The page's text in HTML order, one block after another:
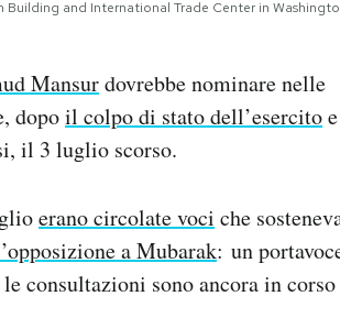
and International Trade Center in
Mansurdovrebbe nominare nelle
dopoil colpo di stato dell’esercito
il 3 luglio scorso.
erano circolate voci che
a Mubarak: un
consultazioni sono ancora in corso